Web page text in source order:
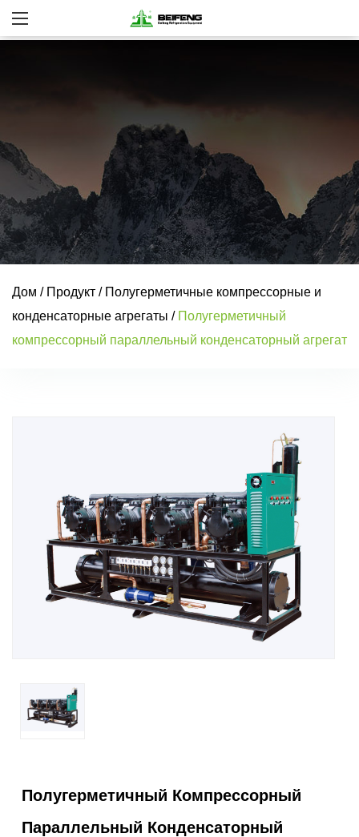
Дом / Продукт / Полугерметичные компрессорные и
конденсаторные агрегаты / Полугерметичный
компрессорный параллельный конденсаторный агрегат
Полугерметичный Компрессорный
Параллельный Конденсаторный